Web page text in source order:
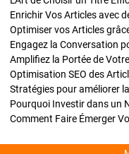
Optimiser vos Articles
Engagez la Conversation
Amplifiez la Portée de